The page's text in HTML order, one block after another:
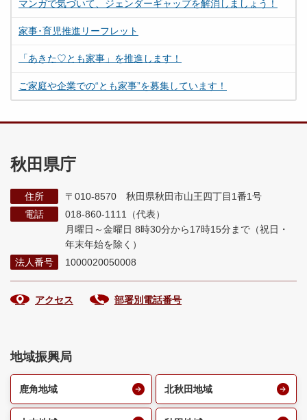
マンガで気づいて、ジェンダーギャップを解消しましょう！
家事･育児推進リーフレット
「あきた♡とも家事」を推進します！
ご家庭や企業での“とも家事”を募集しています！
秋田県庁
住所
〒010-8570 秋田県秋田市山王四丁目1番1号
電話
018-860-1111（代表）
月曜日～金曜日 8時30分から17時15分まで （祝日・
年末年始を除く）
法人番号
1000020050008
アクセス 部署別電話番号
地域振興局
鹿角地域 北秋田地域